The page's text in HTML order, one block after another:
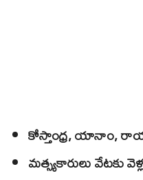
కోస్తాంధ్ర, యానాం,
మత్స్యకారులు వేటకు